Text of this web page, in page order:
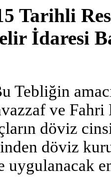
Tarihli
İdaresi
Tebliğin
ve Fahri
döviz
döviz
uygulanacak